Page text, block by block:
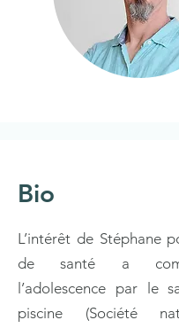
Bio
L’intérêt de Stéphane
de santé a
l’adolescence par le
piscine (Société